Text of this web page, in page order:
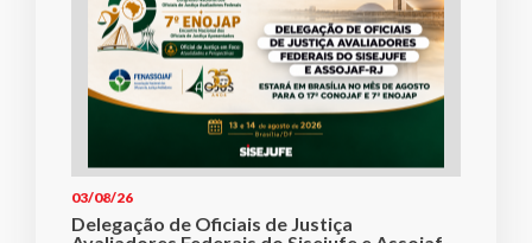
03/08/26
Delegação de Oficiais de Justiça